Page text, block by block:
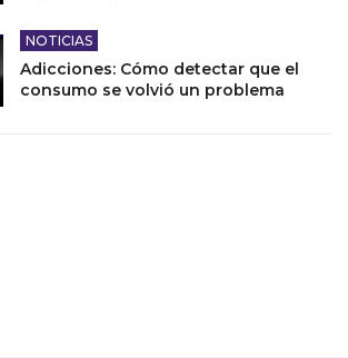
NOTICIAS
Adicciones: Cómo detectar que el
consumo se volvió un problema